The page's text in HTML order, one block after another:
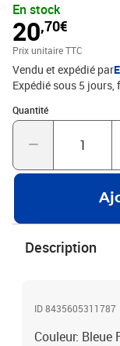
En stock
20,70€
Prix unitaire TTC
Vendu et expédié par
Expédié sous 5
Quantité
Quantité : 1
Description
ID 8435605311787
Couleur: Bleue